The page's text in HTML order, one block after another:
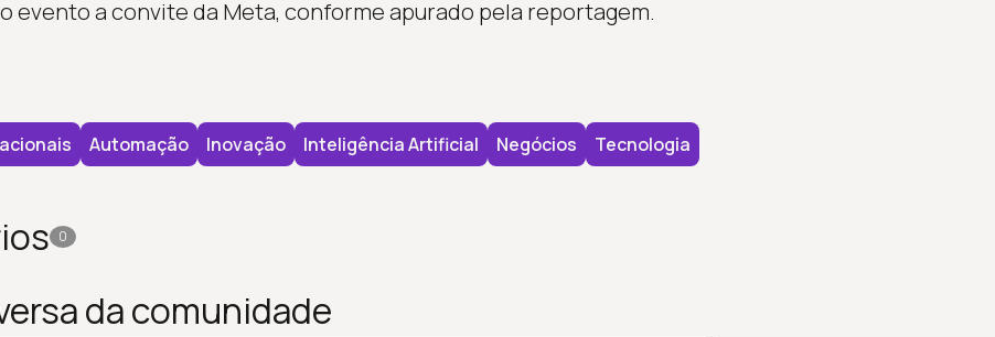
evento a convite da Meta, conforme apurado pela reportagem.
Automação Inovação Inteligência Artificial Negócios Tecnologia
0
da comunidade